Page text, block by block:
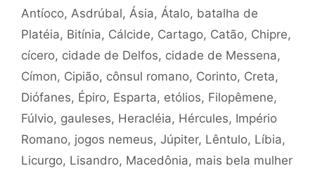
Antíoco, Asdrúbal, Ásia, Átalo, batalha de
Platéia, Bitínia, Cálcide, Cartago, Catão, Chipre,
cícero, cidade de Delfos, cidade de Messena,
Címon, Cipião, cônsul romano, Corinto, Creta,
Diófanes, Épiro, Esparta, etólios, Filopêmene,
Fúlvio, gauleses, Heracléia, Hércules, Império
Romano, jogos nemeus, Júpiter, Lêntulo, Líbia,
Licurgo, Lisandro, Macedônia, mais bela mulher